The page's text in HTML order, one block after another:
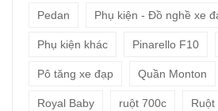
Pedan Phụ kiện - Đồ nghề xe
Phụ kiện khác Pinarello F10
Pô tăng xe đạp Quần Monton
Royal Baby ruột 700c Ruột